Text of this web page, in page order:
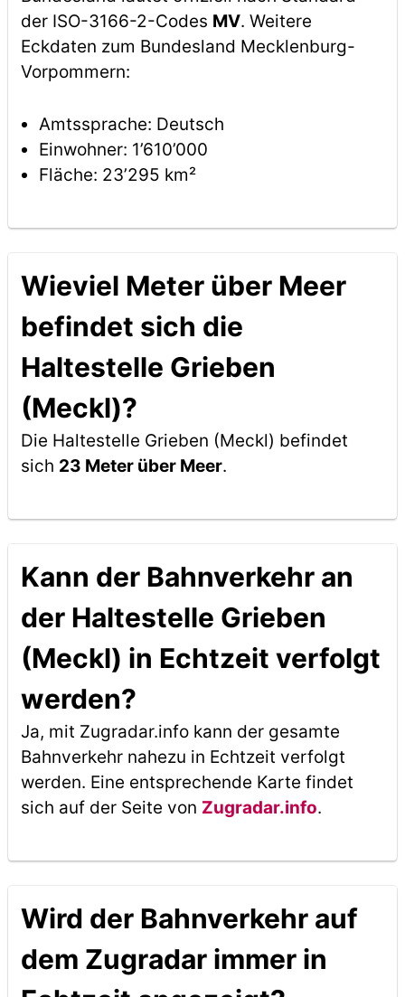
der ISO-3166-2-Codes MV. Weitere
Eckdaten zum Bundesland Mecklenburg-
Vorpommern:
Amtssprache: Deutsch
Einwohner: 1’610’000
Fläche: 23’295 km²
Wieviel Meter über Meer
befindet sich die
Haltestelle Grieben
(Meckl)?
Die Haltestelle Grieben (Meckl) befindet
sich 23 Meter über Meer.
Kann der Bahnverkehr an
der Haltestelle Grieben
(Meckl) in Echtzeit verfolgt
werden?
Ja, mit Zugradar.info kann der gesamte
Bahnverkehr nahezu in Echtzeit verfolgt
werden. Eine entsprechende Karte findet
sich auf der Seite von Zugradar.info.
Wird der Bahnverkehr auf
dem Zugradar immer in